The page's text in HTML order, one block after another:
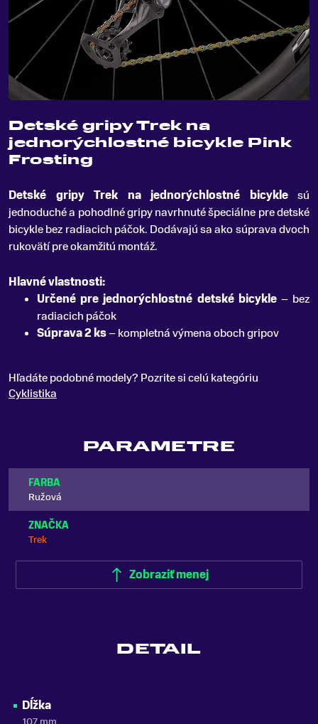
Detské gripy Trek na
jednorýchlostné bicykle Pink
Frosting
Detské gripy Trek na jednorýchlostné bicyklesú
jednoduché a pohodlné gripy navrhnuté špeciálne pre detské
bicykle bez radiacich páčok. Dodávajú sa ako súprava dvoch
rukovätí pre okamžitú montáž.
Hlavné vlastnosti:
Určené pre jednorýchlostné detské bicykle– bez
radiacich páčok
Súprava 2 ks– kompletná výmena oboch gripov
Hľadáte podobné modely? Pozrite si celú kategóriu
Cyklistika
PARAMETRE
FARBA
Ružová
ZNAČKA
Trek
Zobraziť menej
DETAIL
Dĺžka
107 mm